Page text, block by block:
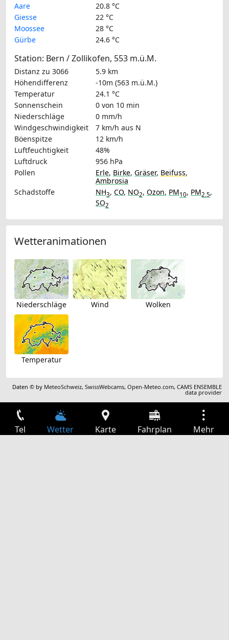
Aare
20.8 °C
Giesse
22 °C
Moossee
28 °C
Gürbe
24.6 °C
Station: Bern / Zollikofen, 553 m.ü.M.
Distanz zu 3066
5.9 km
Höhendifferenz
-10m (563 m.ü.M.)
Temperatur
24.1 °C
Sonnenschein
0 von 10 min
Niederschläge
0 mm/h
Windgeschwindigkeit
7 km/h aus N
Böenspitze
12 km/h
Luftfeuchtigkeit
48%
Luftdruck
956 hPa
Pollen
Erle, Birke, Gräser, Beifuss,
Ambrosia
Schadstoffe
NH3, CO, NO2, Ozon, PM10, PM2.5,
SO2
Wetteranimationen
Niederschläge Wind Wolken
Temperatur
Daten © by MeteoSchweiz,SwissWebcams,Open-Meteo.com,CAMS ENSEMBLE
data provider
Tel Wetter Karte Fahrplan Mehr